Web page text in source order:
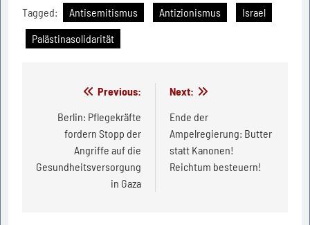
Tagged: Antisemitismus Antizionismus
Israel
Palästinasolidarität
Beitragsnavigation
Previous:
Berlin: Pflegekräfte
fordern Stopp der
Angriffe auf die
Gesundheitsversorgung
in Gaza
Next:
Ende der
Ampelregierung: Butter
statt Kanonen!
Reichtum besteuern!